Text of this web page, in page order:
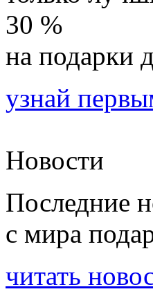
30 %
на подарки
узнай
Новости
Последние
с мира
читать